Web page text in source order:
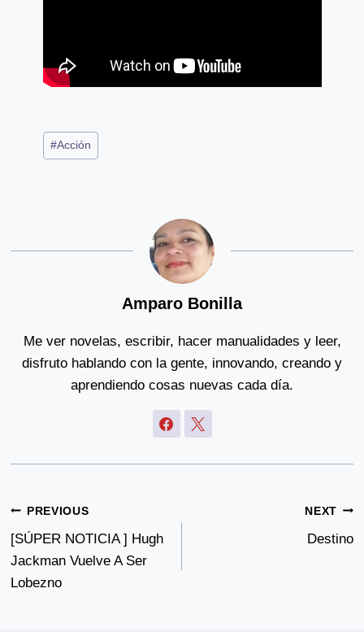
Post
Tags:
#Acción
Amparo Bonilla
Me ver novelas, escribir, hacer manualidades y leer,
disfruto hablando con la gente, innovando, creando y
aprendiendo cosas nuevas cada día.
Post
Navigation
PREVIOUS
[SÚPER NOTICIA ] Hugh
Jackman Vuelve A Ser
Lobezno
NEXT
Destino